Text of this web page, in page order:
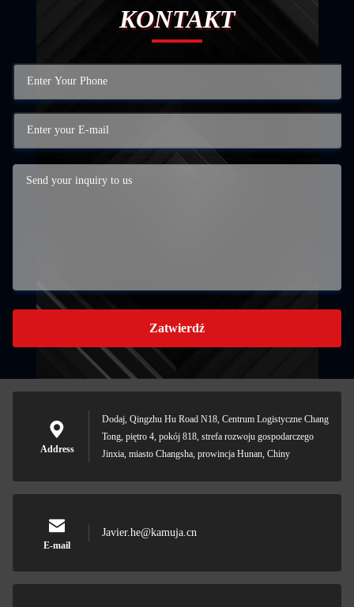
KONTAKT
Zatwierdź
Address
Dodaj, Qingzhu Hu Road N18, Centrum Logistyczne Chang
Tong, piętro 4, pokój 818, strefa rozwoju gospodarczego
Jinxia, miasto Changsha, prowincja Hunan, Chiny
E-mail
Javier.he@kamuja.cn